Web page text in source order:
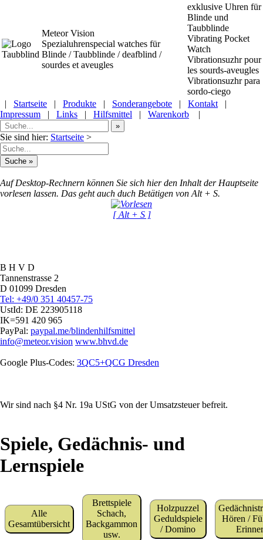
Meteor Vision
Spezialuhrenspecial watches für
Blinde / Taubblinde / deafblind /
sourdes et aveugles
exklusive Uhren für
Blinde und
Taubblinde
Vibrating Pocket
Watch
Vibrationsuzhr pour
les sourds-aveugles
Vibrationsuzhr para
sordo-ciego
|
Startseite | Produkte | Sonderangebote | Kontakt
|
Impressum
| Links | Hilfsmittel | Warenkorb |
Sie sind hier: Startseite >
Auf Desktop-Rechnern können Sie sich hier den Inhalt der Hauptseite
vorlesen lassen. Das geht auch duch Betätigen von Alt + S.
[ Alt + S ]
B H V D
Tannenstrasse 2
D 01099 Dresden
Tel: +49/0 351 40457-75
UstId: DE 223905118
IK=591 420 965
PayPal: paypal.me/blindenhilfsmittel
info@meteor.vision www.bhvd.de
Google Plus-Codes: 3QC5+QCG Dresden
Wir sind nach §4 Nr. 19a UStG von der Umsatzsteuer befreit.
Spiele, Gedächnis- und
Lernspiele
Alle
Gesamtübersicht
Brettspiele
Schach,
Backgammon
usw.
Holzpuzzel
Geduldspiele
/ Domino
Hören /